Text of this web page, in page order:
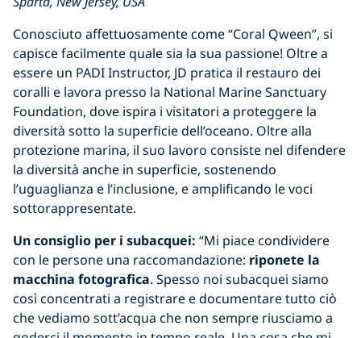
Conosciuto affettuosamente come “Coral Qween”, si
capisce facilmente quale sia la sua passione! Oltre a
essere un PADI Instructor, JD pratica il restauro dei
coralli e lavora presso la National Marine Sanctuary
Foundation, dove ispira i visitatori a proteggere la
diversità sotto la superficie dell’oceano. Oltre alla
protezione marina, il suo lavoro consiste nel difendere
la diversità anche in superficie, sostenendo
l’uguaglianza e l’inclusione, e amplificando le voci
sottorappresentate.
Un consiglio per i subacquei: “Mi piace condividere
con le persone una raccomandazione: riponete la
macchina fotografica. Spesso noi subacquei siamo
così concentrati a registrare e documentare tutto ciò
che vediamo sott’acqua che non sempre riusciamo a